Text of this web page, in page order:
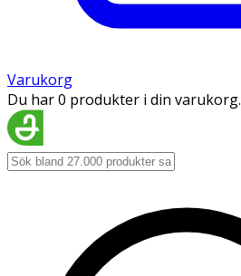
Varukorg
Du har 0 produkter i din varukorg.